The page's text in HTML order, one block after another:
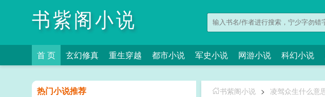
书紫阁小说
首 页 玄幻修真 重生穿越 都市小说 军史小说 网游小说 科幻小说
书紫阁小说 > 凌驾众生什么意
热门小说推荐